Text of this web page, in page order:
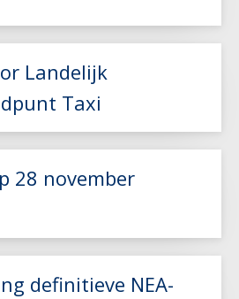
Landelijk
Taxi
28 november
definitieve NEA-